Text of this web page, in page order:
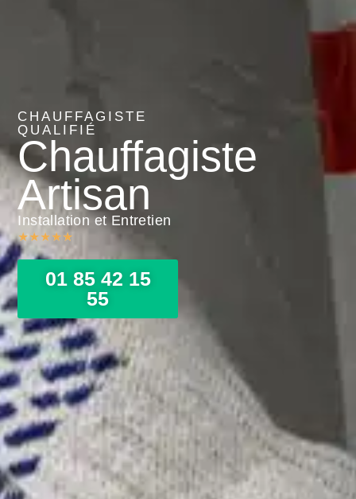
CHAUFFAGISTE
QUALIFIÉ
Chauffagiste
Artisan
Installation et Entretien
★★★★★
01 85 42 15
55